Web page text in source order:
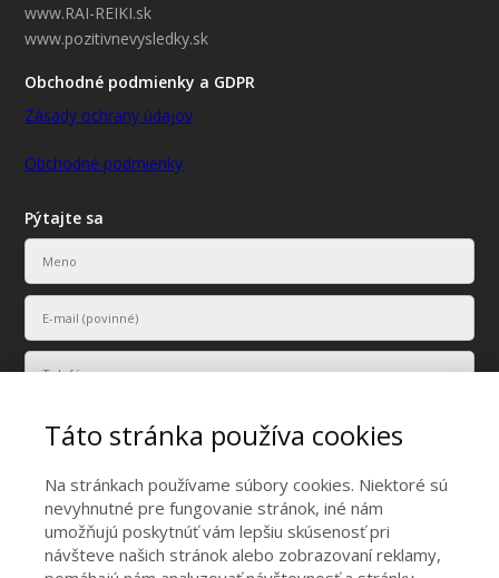
www.RAI-REIKI.sk
www.pozitivnevysledky.sk
Obchodné podmienky a GDPR
Zásady ochrany údajov
Obchodné podmienky
Pýtajte sa
Vaše osobné údaje budú použité len na účely vyriešenia vášho
dopytu.
Táto stránka používa cookies
Na stránkach používame súbory cookies. Niektoré sú
nevyhnutné pre fungovanie stránok, iné nám
umožňujú poskytnúť vám lepšiu skúsenosť pri
návšteve našich stránok alebo zobrazovaní reklamy,